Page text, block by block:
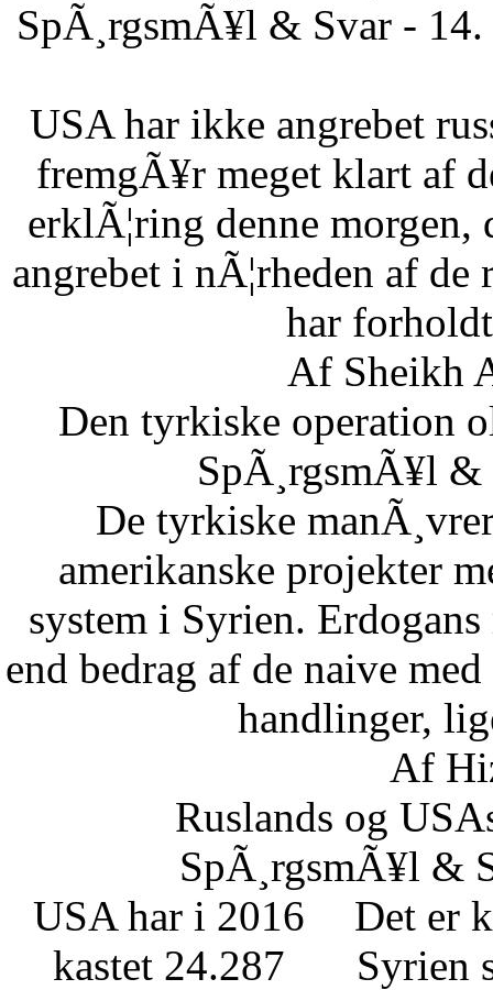
SpÃ¸rgsmÃ¥l & Svar -
USA har ikke angrebet
fremgÃ¥r meget klart af
erklÃ¦ring denne
angrebet i nÃ¦rheden af
har
Af Sheikh
Den tyrkiske operation
SpÃ¸rgsmÃ¥l
De tyrkiske
amerikanske projekter
system i Syrien.
end bedrag af de naive
handlinger,
Af
Ruslands og
SpÃ¸rgsmÃ¥l &
Det er
Syrien
USA har i 2016
kastet 24.287